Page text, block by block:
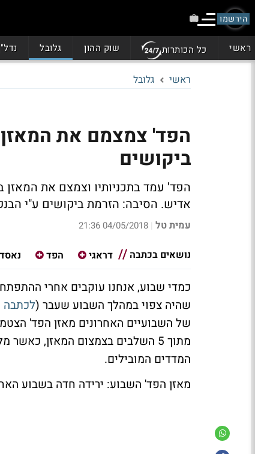
הירשמו
ראשי כל הכותרות שוק ההון גלובל
ראשי גלובל
הפד' צמצמם את
ביקושים
אדיש. הסיבה: הזרמת ביקושים ע"י
עמית טל |
04/05/2018 21:36
נושאים בכתבה
דראגי הפד
כמדי שבוע, אנחנו עוקבים אחרי
שהיה צפוי במהלך השבוע שעבר (
מתוך 5 השלבים בצמצום המאזן,
המדדים המובילים.
מאזן הפד' השבוע: ירידה חדה בשבוע